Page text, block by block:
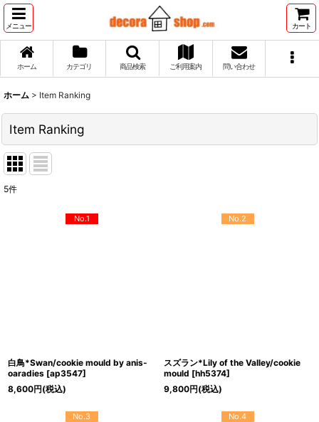
メニュー カート
ホーム カテゴリ 商品検索 ご利用案内 問い合わせ
ホーム > Item Ranking
Item Ranking
5件
No.1
白鳥*Swan/cookie mould by anis-
oaradies [ap3547]
8,600円(税込)
No.2
スズラン*Lily of the Valley/cookie
mould [hh5374]
9,800円(税込)
No.3 No.4